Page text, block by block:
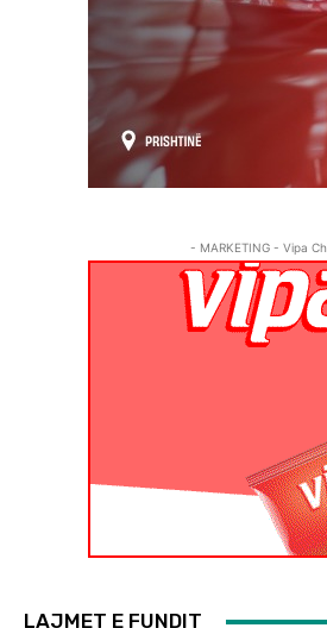
- MARKETING - Vipa
LAJMET E FUNDIT